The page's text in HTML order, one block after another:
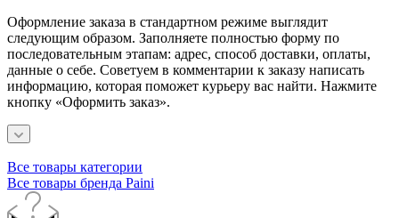
Оформление заказа в стандартном режиме выглядит
следующим образом. Заполняете полностью форму по
последовательным этапам: адрес, способ доставки, оплаты,
данные о себе. Советуем в комментарии к заказу написать
информацию, которая поможет курьеру вас найти. Нажмите
кнопку «Оформить заказ».
Все товары категории
Все товары бренда Paini